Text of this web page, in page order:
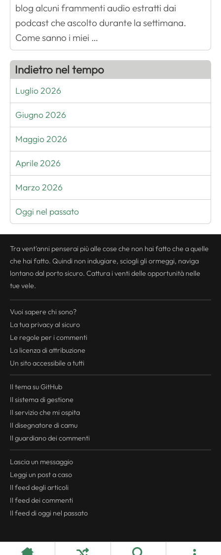
blog alcuni frammenti audio estratti dai
podcast che ascolto durante la settimana.
Come sanno i miei …
Indietro nel tempo
Luglio 2026
Giugno 2026
Maggio 2026
Aprile 2026
Marzo 2026
Oggi nel passato
Tra vent'anni penserai più alle cose che non hai fatto che a quelle
che hai fatto. Quindi non indugiare, sciogli gli ormeggi, naviga
lontano dal porto sicuro. Cattura i venti delle opportunità nelle
tue vele.
Vuoi sapere chi sono?
La tua privacyal sicuro
Le regole per i commenti
La licenza di attribuzione
Un sito accessibile a tutti
Il tema su GitHub
Il sistema di gestione
Il servizio che mi ospita
Il disegnatore di camu
Il guardiano dei commenti
Lascia un messaggio
Leggi un post a caso
Il feeddegli articoli
Il feeddei commenti
Il feeddi oggi nel passato